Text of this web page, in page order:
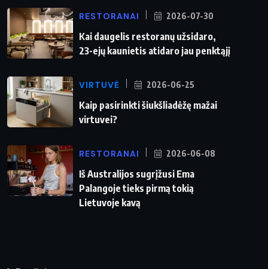
RESTORANAI 2026-07-30
Kai daugelis restoranų užsidaro,
23-ejų kaunietis atidaro jau penktąjį
VIRTUVĖ 2026-06-25
Kaip pasirinkti šiukšliadėžę mažai
virtuvei?
RESTORANAI 2026-06-08
Iš Australijos sugrįžusi Ema
Palangoje tieks pirmą tokią
Lietuvoje kavą